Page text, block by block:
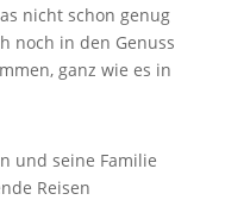
nicht schon genug
noch in den Genuss
ganz wie es in
und seine Familie
Reisen